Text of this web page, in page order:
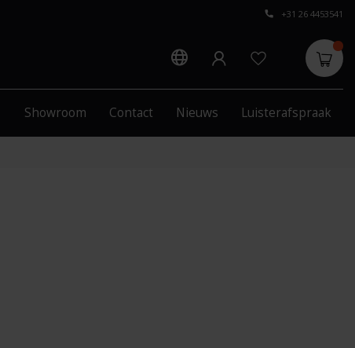
+31 26 4453541
Showroom Contact Nieuws Luisterafspraak